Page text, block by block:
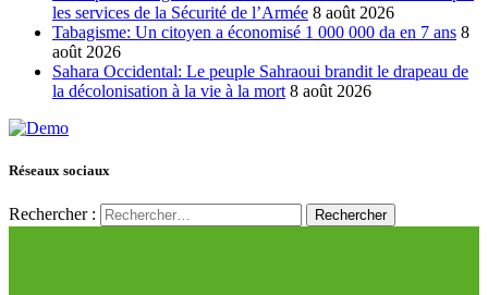
les services de la Sécurité de l’Armée 8 août 2026
Tabagisme: Un citoyen a économisé 1 000 000 da en 7 ans 8
août 2026
Sahara Occidental: Le peuple Sahraoui brandit le drapeau de
la décolonisation à la vie à la mort 8 août 2026
Réseaux sociaux
Rechercher :